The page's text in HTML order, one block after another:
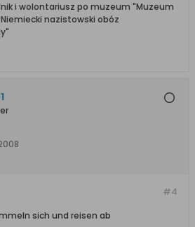
i wolontariusz po muzeum "Muzeum
nazistowski obóz
#4
sich und reisen ab